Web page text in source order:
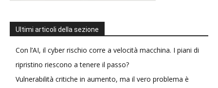
Ultimi articoli della sezione
Con l’AI, il cyber rischio corre a velocità macchina. I piani di
ripristino riescono a tenere il passo?
Vulnerabilità critiche in aumento, ma il vero problema è